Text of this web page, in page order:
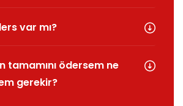
var mı?
tamamını ödersem ne
gerekir?